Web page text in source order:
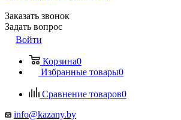
Заказать звонок
Задать вопрос
Войти
Корзина0
Избранные товары0
Сравнение товаров0
info@kazany.by